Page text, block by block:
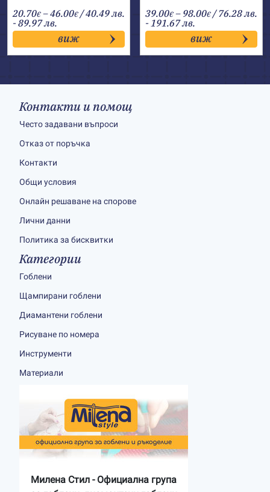
20.70€ –46.00€Price
range:
20.70€
through
46.00€
/ 40.49 лв.
- 89.97 лв.
виж
39.00€ – 98.00€Price
range:
39.00€
through
98.00€
/ 76.28 лв.
- 191.67 лв.
виж
Контакти и помощ
Често задавани въпроси
Отказ от поръчка
Контакти
Общи условия
Онлайн решаване на спорове
Лични данни
Политика за бисквитки
Категории
Гоблени
Щампирани гоблени
Диамантени гоблени
Рисуване по номера
Инструменти
Материали
Милена Стил - Официална група